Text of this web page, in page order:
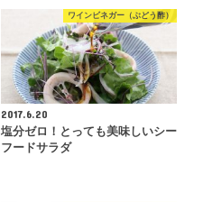
ワインビネガー（ぶどう酢）
2017.6.20
塩分ゼロ！とっても美味しいシー
フードサラダ